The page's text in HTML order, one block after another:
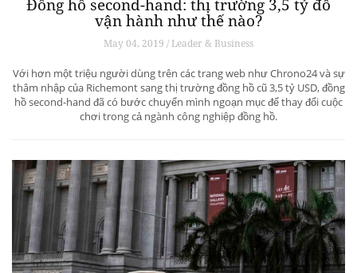
Đồng hồ second-hand: thị trường 3,5 tỷ đô
vận hành như thế nào?
May 04, 2019 / Leader & Business
Với hơn một triệu người dùng trên các trang web như Chrono24 và sự
thâm nhập của Richemont sang thị trường đồng hồ cũ 3,5 tỷ USD, đồng
hồ second-hand đã có bước chuyển mình ngoạn mục để thay đổi cuộc
chơi trong cả ngành công nghiệp đồng hồ.